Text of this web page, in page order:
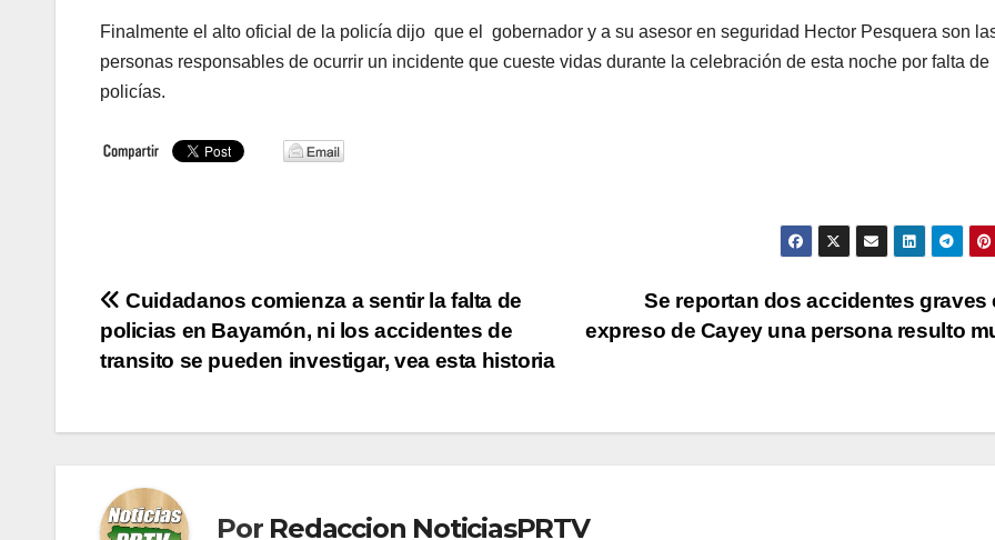
Finalmente el alto oficial de la policía dijo que el gobernador y a su asesor en seguridad Hector Pesquera son
personas responsables de ocurrir un incidente que cueste vidas durante la celebración de esta noche por falta de
policías.
Navegación
de
Se reportan dos accidentes graves
expreso de Cayey una persona resulto
Cuidadanos comienza a sentir la falta de
policias en Bayamón, ni los accidentes de
transito se pueden investigar, vea esta historia
Por Redaccion NoticiasPRTV